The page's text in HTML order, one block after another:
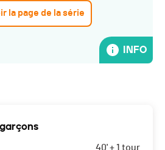
la page de la série
INFO
40' + 1 tour